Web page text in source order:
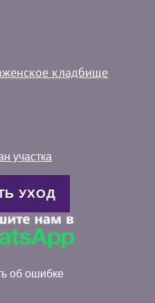
кладбище
участка
УХОД
об ошибке